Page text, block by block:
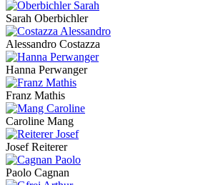
Sarah Oberbichler
Alessandro Costazza
Hanna Perwanger
Franz Mathis
Caroline Mang
Josef Reiterer
Paolo Cagnan